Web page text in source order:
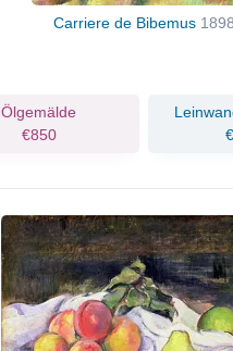
Carriere de Bibemus 1898
Ölgemälde
€850